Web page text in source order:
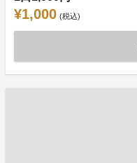
¥1,000 (税込)